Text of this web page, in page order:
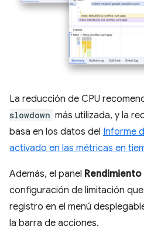
La reducción de CPU
slowdown más utilizada, y la
basa en los datos del Informe
activado en las métricas en
Además, el panel Rendimiento
configuración de limitación
registro en el menú
la barra de acciones.